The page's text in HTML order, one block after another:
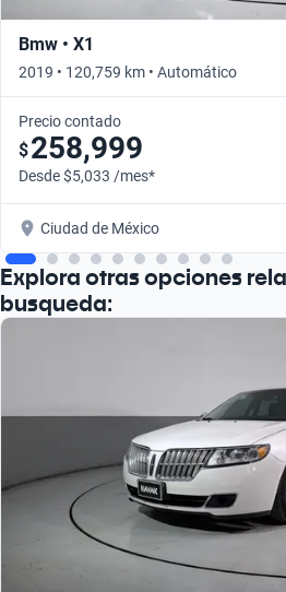
Bmw • X1
2019 • 120,759 km • Automático
Precio contado
$258,999
Desde $5,033 /mes*
Ciudad de México
Explora otras opciones
busqueda: